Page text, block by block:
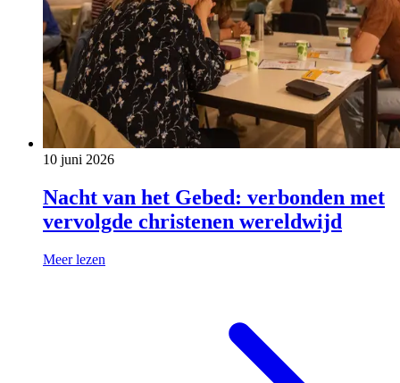
10 juni 2026
Nacht van het Gebed: verbonden met
vervolgde christenen wereldwijd
Meer lezen